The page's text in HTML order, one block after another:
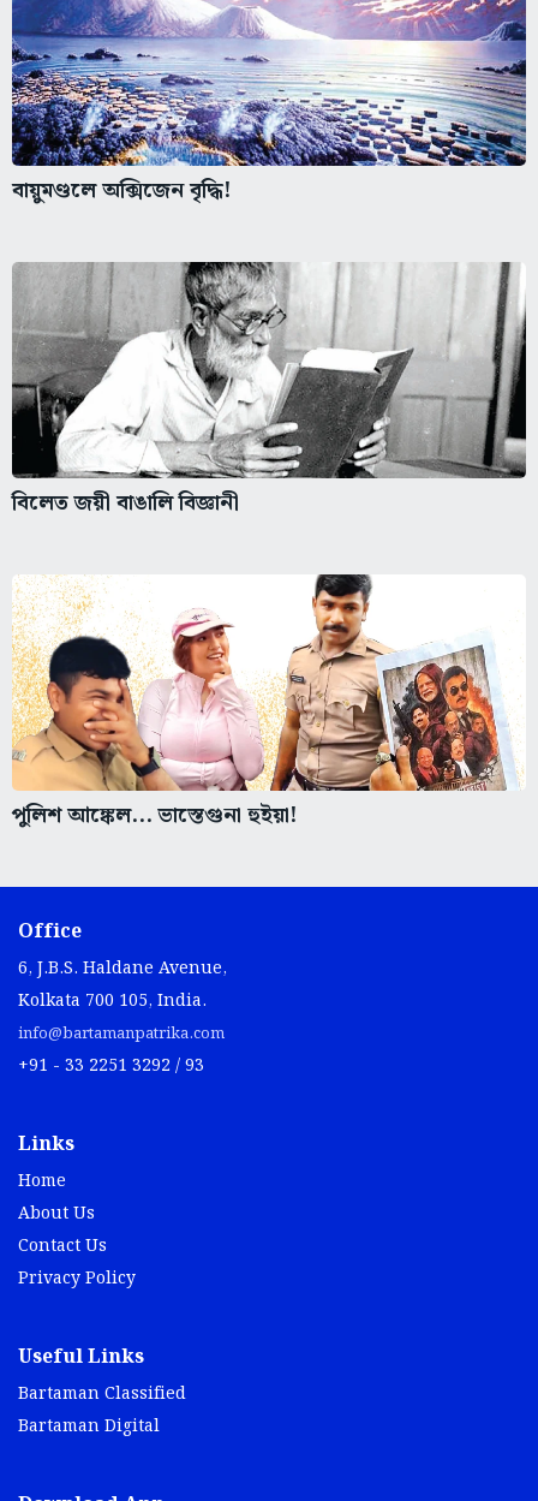
বায়ুমণ্ডলে অক্সিজেন বৃদ্ধি!
বিলেত জয়ী বাঙালি বিজ্ঞানী
পুলিশ আঙ্কেল... ভাস্তেগুনা হুইয়া!
Office
6, J.B.S. Haldane Avenue,
Kolkata 700 105, India.
info@bartamanpatrika.com
+91 - 33 2251 3292 / 93
Links
Home
About Us
Contact Us
Privacy Policy
Useful Links
Bartaman Classified
Bartaman Digital